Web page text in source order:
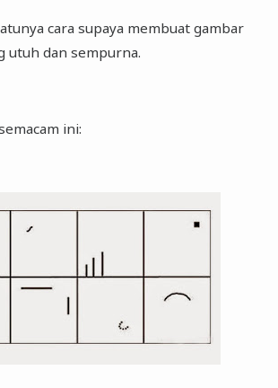
cara supaya membuat gambar
utuh dan sempurna.
ini: